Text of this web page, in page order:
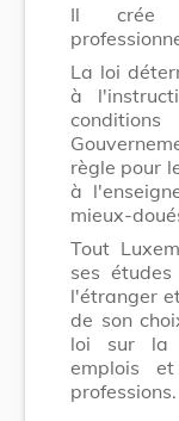
Il crée
La loi
à
règle pour
à
mieux-
Tout
ses
l'étranger
de son
loi sur la
emplois
professions.